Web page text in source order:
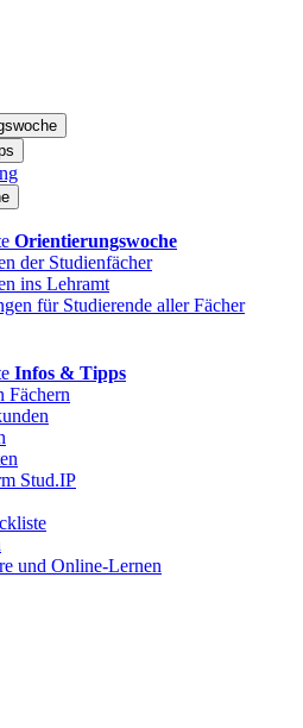
Orientierungswoche
der Studienfächer
ins Lehramt
für Studierende aller Fächer
Infos & Tipps
Fächern
Stud.IP
und Online-Lernen